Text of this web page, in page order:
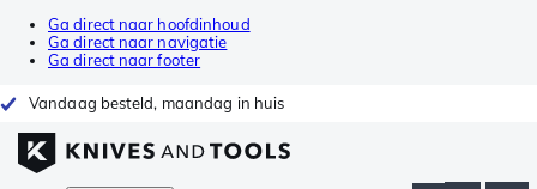
Ga direct naar hoofdinhoud
Ga direct naar navigatie
Ga direct naar footer
Vandaag besteld, maandag in huis